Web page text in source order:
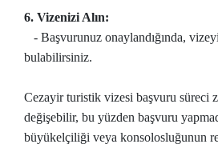
6. Vizenizi Alın:
- Başvurunuz onaylandığında,
bulabilirsiniz.
Cezayir turistik vizesi başvuru süreci
değişebilir, bu yüzden başvuru
büyükelçiliği veya konsolosluğunun